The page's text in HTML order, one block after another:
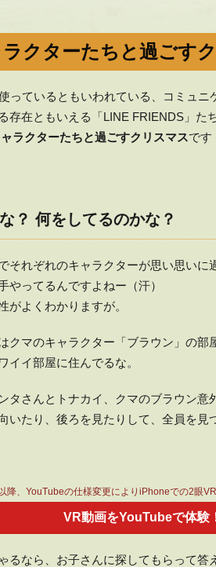
クターたちと過ごす
っているともいわれている、コミュニ
存在ともいえる「LINE FRIENDS」た
ラクターたちと過ごすクリスマスです
？ 何をしてるのかな？
それぞれのキャラクターが思い思いに
やってるんですよねー（汗）
がよくわかりますが。
クマのキャラクター「ブラウン」の部
イ部屋に住んでるな。
タさんとトナカイ、クマのブラウン意
いたり、後ろを見たりして、全員を見
降、YouTubeの仕様変更によりiPhoneでの2眼
VR動画をYouTubeで体験
るなら、お子さんに探してもらって答